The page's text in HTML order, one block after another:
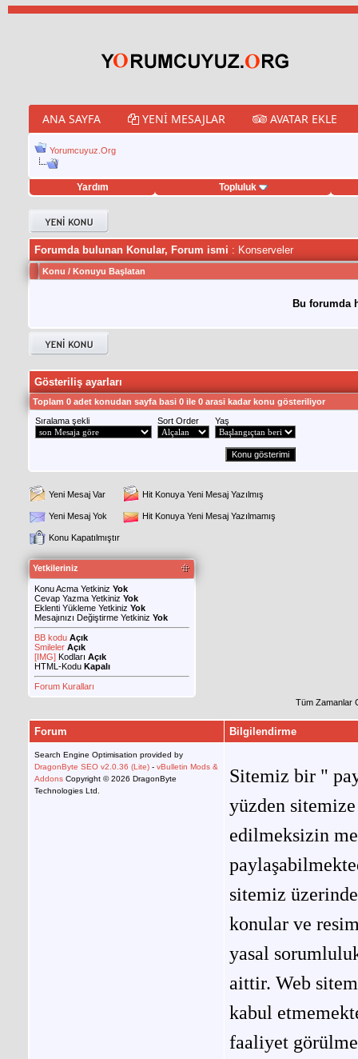
ANA SAYFA YENI MESAJLAR AVATAR EKLE
Yorumcuyuz.Org
Yardım Topluluk
hilesi
Forumda bulunan Konular, Forum ismi : Konserveler
Konu / Konuyu Başlatan
Bu forumda
Gösteriliş ayarları
Toplam 0 adet konudan sayfa basi 0 ile 0 arasi kadar konu gösteriliyor
Sıralama şekli
Sort Order Yaş
Yeni Mesaj Var Hit Konuya Yeni Mesaj Yazılmış
Yeni Mesaj Yok Hit Konuya Yeni Mesaj Yazılmamış
Konu Kapatılmıştır
Yetkileriniz
Konu Acma Yetkiniz Yok
Cevap Yazma Yetkiniz Yok
Eklenti Yükleme Yetkiniz Yok
Mesajınızı Değiştirme Yetkiniz Yok
BB kodu Açık
Smileler Açık
[IMG] Kodları Açık
HTML-Kodu Kapalı
Forum Kuralları
Tüm Zamanlar
Forum Bilgilendirme
Search Engine Optimisation provided by
DragonByte SEO v2.0.36 (Lite) - vBulletin Mods &
Addons Copyright © 2026 DragonByte
Technologies Ltd.
Sitemiz bir "
yüzden
edilmeksizin
sitemiz
konular ve
yasal
aittir. Web
kabul
faaliyet